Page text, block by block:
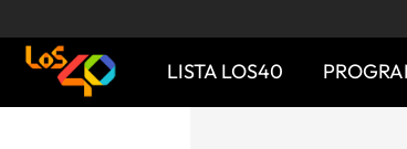
LISTA LOS40